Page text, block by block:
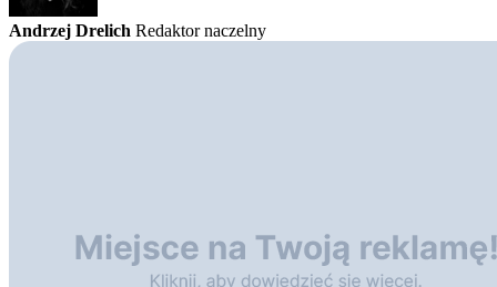
Andrzej Drelich Redaktor naczelny